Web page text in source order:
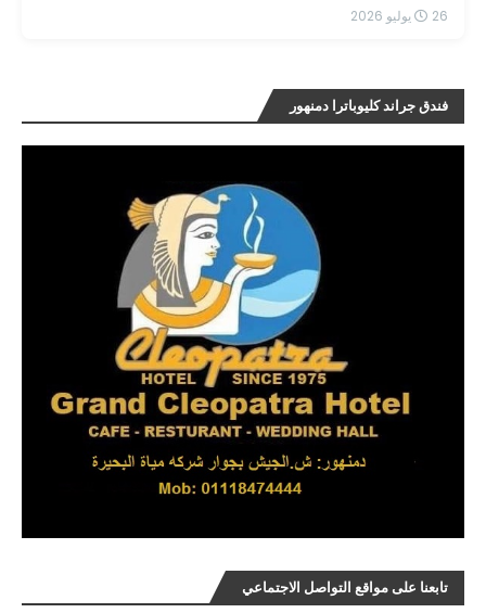
26 يوليو 2026
فندق جراند كليوباترا دمنهور
تابعنا على مواقع التواصل الاجتماعي